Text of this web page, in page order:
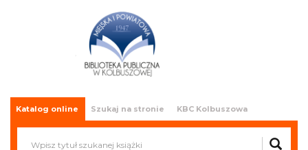
Miejska i Powiatowa Biblioteka
Publiczna w Kolbuszowej
Katalog online Szukaj na stronie KBC Kolbuszowa